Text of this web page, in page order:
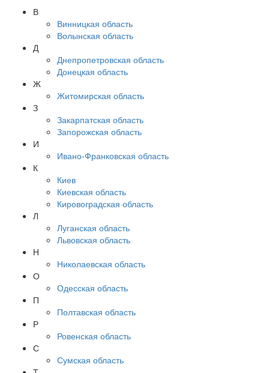
В
Винницкая область
Волынская область
Д
Днепропетровская область
Донецкая область
Ж
Житомирская область
З
Закарпатская область
Запорожская область
И
Ивано-Франковская область
К
Киев
Киевская область
Кировоградская область
Л
Луганская область
Львовская область
Н
Николаевская область
О
Одесская область
П
Полтавская область
Р
Ровенская область
С
Сумская область